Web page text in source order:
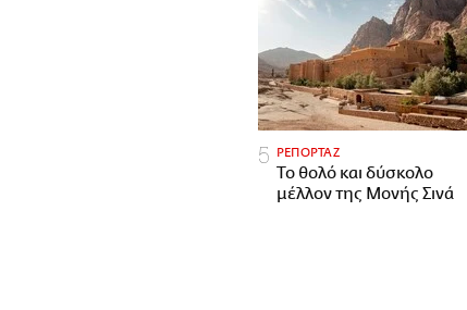
ΡΕΠΟΡΤΑΖ
Το θολό και δύσκολο
μέλλον της Μονής Σινά